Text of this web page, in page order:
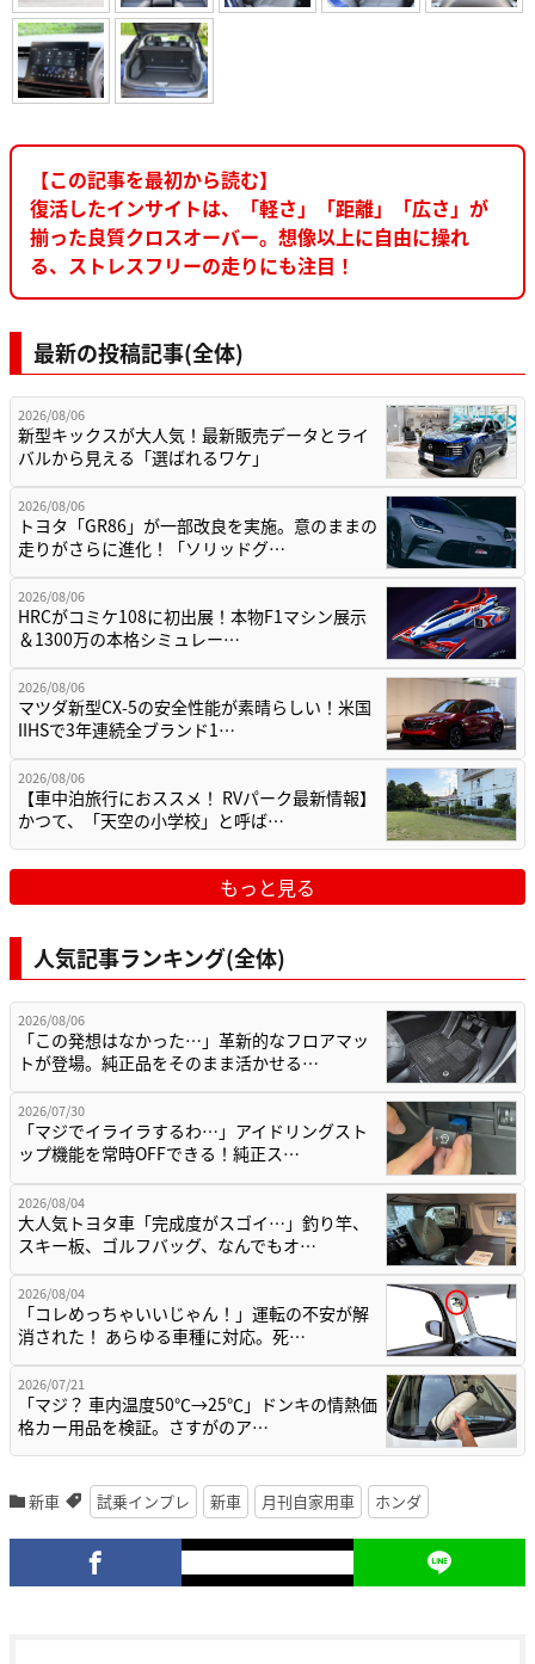
【この記事を最初から読む】
復活したインサイトは、「軽さ」「距離」「広さ」が
揃った良質クロスオーバー。想像以上に自由に操れ
る、ストレスフリーの走りにも注目！
最新の投稿記事(全体)
2026/08/06
新型キックスが大人気！最新販売データとライ
バルから見える「選ばれるワケ」
2026/08/06
トヨタ「GR86」が一部改良を実施。意のままの
走りがさらに進化！「ソリッドグ…
2026/08/06
HRCがコミケ108に初出展！本物F1マシン展示
＆1300万の本格シミュレー…
2026/08/06
マツダ新型CX-5の安全性能が素晴らしい！米国
IIHSで3年連続全ブランド1…
2026/08/06
【車中泊旅行におススメ！ RVパーク最新情報】
かつて、「天空の小学校」と呼ば…
もっと見る
人気記事ランキング(全体)
2026/08/06
「この発想はなかった…」革新的なフロアマッ
トが登場。純正品をそのまま活かせる…
2026/07/30
「マジでイライラするわ…」アイドリングスト
ップ機能を常時OFFできる！純正ス…
2026/08/04
大人気トヨタ車「完成度がスゴイ…」釣り竿、
スキー板、ゴルフバッグ、なんでもオ…
2026/08/04
「コレめっちゃいいじゃん！」運転の不安が解
消された！ あらゆる車種に対応。死…
2026/07/21
「マジ？ 車内温度50℃→25℃」ドンキの情熱価
格カー用品を検証。さすがのア…
新車 試乗インプレ 新車 月刊自家用車 ホンダ